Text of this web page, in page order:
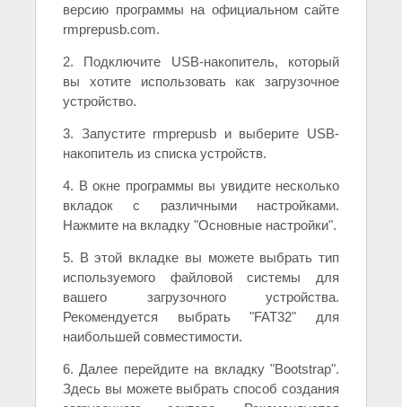
версию программы на официальном сайте
rmprepusb.com.
2. Подключите USB-накопитель, который
вы хотите использовать как загрузочное
устройство.
3. Запустите rmprepusb и выберите USB-
накопитель из списка устройств.
4. В окне программы вы увидите несколько
вкладок с различными настройками.
Нажмите на вкладку "Основные настройки".
5. В этой вкладке вы можете выбрать тип
используемого файловой системы для
вашего загрузочного устройства.
Рекомендуется выбрать "FAT32" для
наибольшей совместимости.
6. Далее перейдите на вкладку "Bootstrap".
Здесь вы можете выбрать способ создания